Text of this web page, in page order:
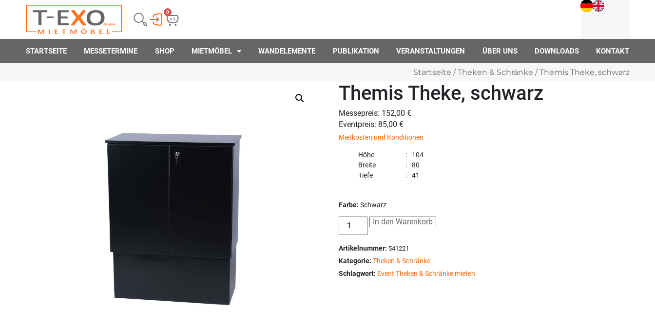
0
STARTSEITE MESSETERMINE SHOP MIETMÖBEL WANDELEMENTE PUBLIKATION VERANSTALTUNGEN ÜBER UNS DOWNLOADS KONTAKT
Startseite /Theken & Schränke / Themis Theke, schwarz
Themis Theke, schwarz
Messepreis: 152,00 €
Eventpreis: 85,00 €
Mietkosten und Konditionen
Höhe
104
Breite
80
Tiefe
41
Farbe:Schwarz
In den Warenkorb
Artikelnummer: 541221
Kategorie:Theken & Schränke
Schlagwort: Event Theken & Schränke mieten